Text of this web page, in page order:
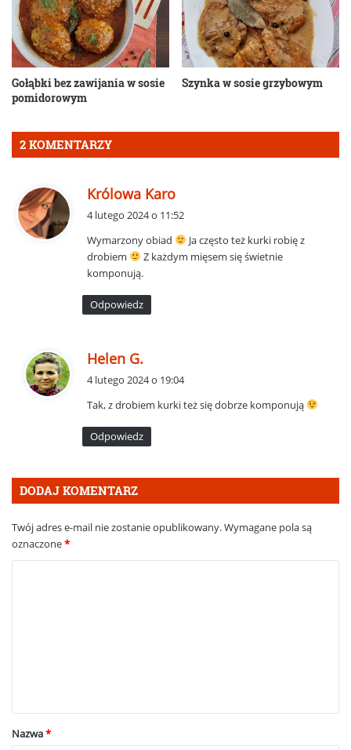
Gołąbki bez zawijania w sosie
pomidorowym
Szynka w sosie grzybowym
2 KOMENTARZY
Królowa Karo
z
e
4 lutego 2024 o 11:52
Wymarzony obiad
Ja często też kurki robię z
drobiem
Z każdym mięsem się świetnie
komponują.
Odpowiedz
Helen G.
z
e
:
4 lutego 2024 o 19:04
Tak, z drobiem kurki też się dobrze komponują
Odpowiedz
DODAJ KOMENTARZ
Twój adres e-mail nie zostanie opublikowany.Wymagane pola są
oznaczone*
a
rNazwa*